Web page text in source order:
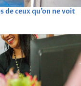
de ceux qu’on ne voit